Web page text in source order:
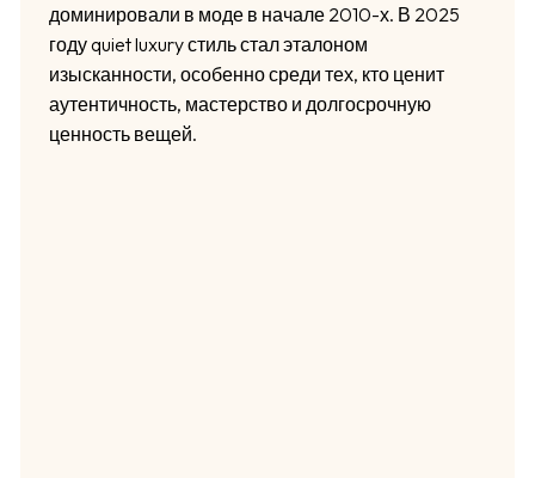
доминировали в моде в начале 2010-х. В 2025
году quiet luxury стиль стал эталоном
изысканности, особенно среди тех, кто ценит
аутентичность, мастерство и долгосрочную
ценность вещей.